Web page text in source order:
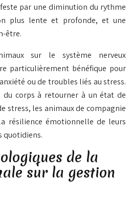
par une diminution du rythme
plus lente et profonde, et une
être.
sur le système nerveux
particulièrement bénéfique pour
ou de troubles liés au stress.
corps à retourner à un état de
stress, les animaux de compagnie
résilience émotionnelle de leurs
quotidiens.
de la
sur la gestion